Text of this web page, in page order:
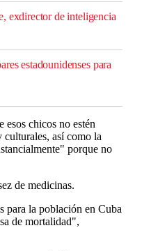
exdirector de inteligencia
estadounidenses para
chicos no estén
así como la
porque no
de medicinas.
para la población en Cuba
de mortalidad",